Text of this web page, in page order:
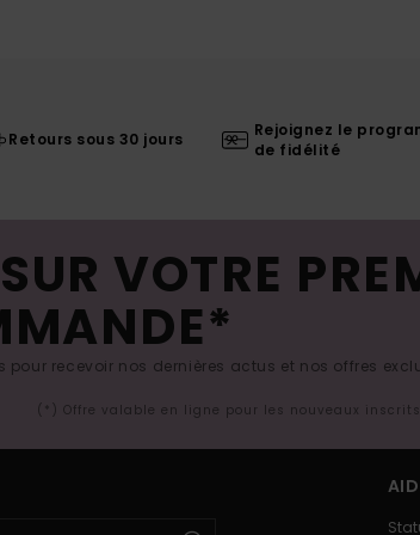
Retours sous 30 jours
Rejoignez le
de fidélité
VOTRE
pour recevoir nos dernières actus et nos offres
(*) Offre valable en ligne pour les nouveaux